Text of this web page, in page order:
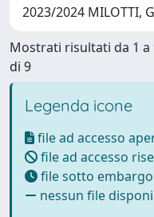
2023/2024 MILOTTI,
Mostrati risultati da 1 a
di 9
Legenda icone
file ad accesso
file ad accesso
file sotto embargo
nessun file